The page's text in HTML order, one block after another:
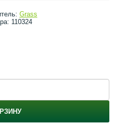
Grass
110324